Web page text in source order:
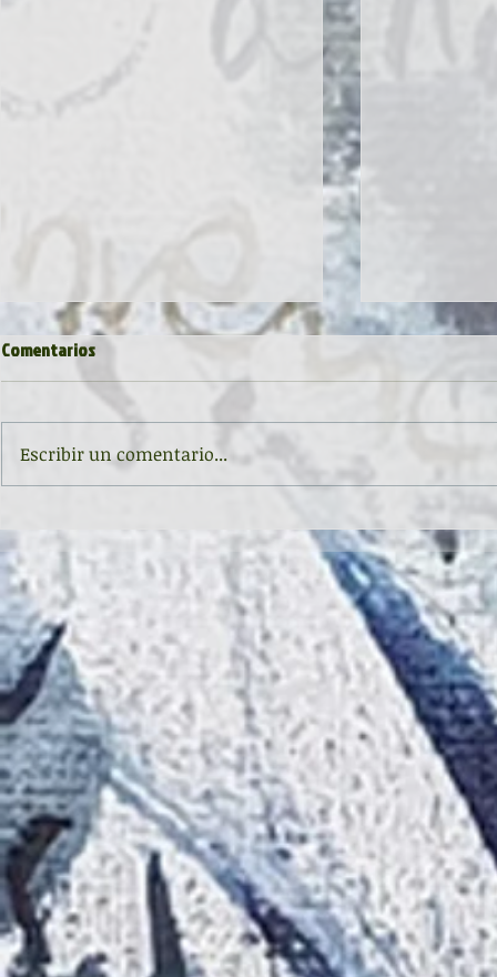
'Una mitología. Seres y mitos del
norte' en Luanco
Aurelio
caseta de
Comentarios
Escribir un comentario...